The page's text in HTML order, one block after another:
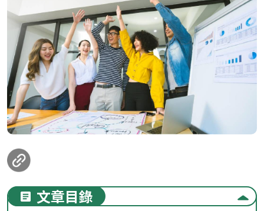
loanding...
文章目錄